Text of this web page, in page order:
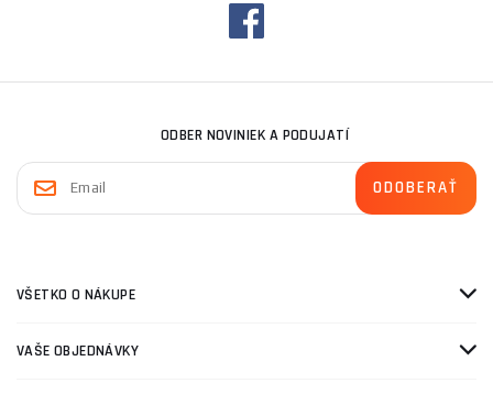
ODBER NOVINIEK A PODUJATÍ
VŠETKO O NÁKUPE
VAŠE OBJEDNÁVKY